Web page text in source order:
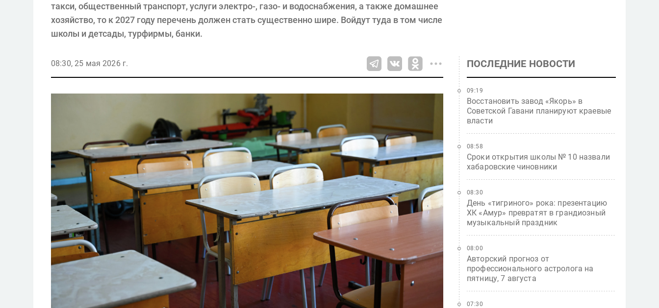
такси, общественный транспорт, услуги электро-, газо- и водоснабжения, а также домашнее
хозяйство, то к 2027 году перечень должен стать существенно шире. Войдут туда в том числе
школы и детсады, турфирмы, банки.
08:30, 25 мая 2026 г. ПОСЛЕДНИЕ НОВОСТИ
Восстановить завод «Якорь» в
Советской Гавани планируют краевые
власти
09:19
Сроки открытия школы № 10 назвали
хабаровские чиновники
08:58
День «тигриного» рока: презентацию
ХК «Амур» превратят в грандиозный
музыкальный праздник
08:30
Авторский прогноз от
профессионального астролога на
пятницу, 7 августа
08:00
07:30